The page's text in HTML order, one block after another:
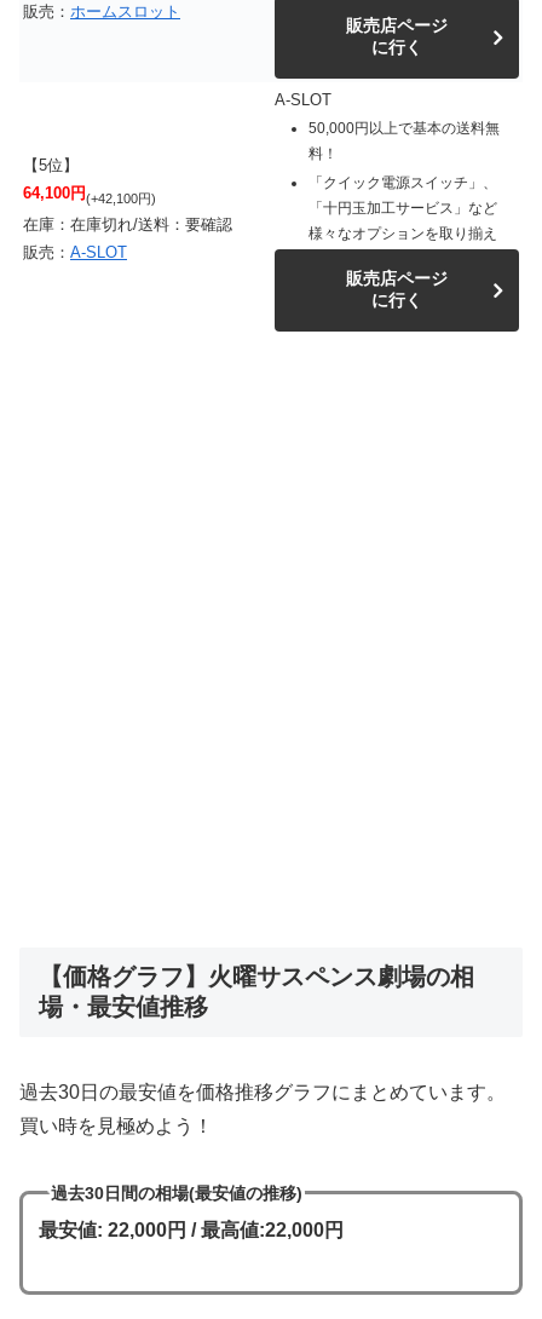
販売： ホームスロット
販売店ページ
に行く
【5位】
64,100円(+42,100円)
在庫：在庫切れ/送料：要確認
販売： A-SLOT
A-SLOT
50,000円以上で基本の送料無
料！
「クイック電源スイッチ」、
「十円玉加工サービス」など
様々なオプションを取り揃え
販売店ページ
に行く
【価格グラフ】火曜サスペンス劇場の相
場・最安値推移
過去30日の最安値を価格推移グラフにまとめています。
買い時を見極めよう！
過去30日間の相場(最安値の推移)
最安値: 22,000円 / 最高値:22,000円